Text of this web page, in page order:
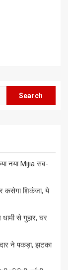
नया Mijia सब-
कसेगा शिकंजा, ये
से गुहार, घर
ने पकड़ा, झटका